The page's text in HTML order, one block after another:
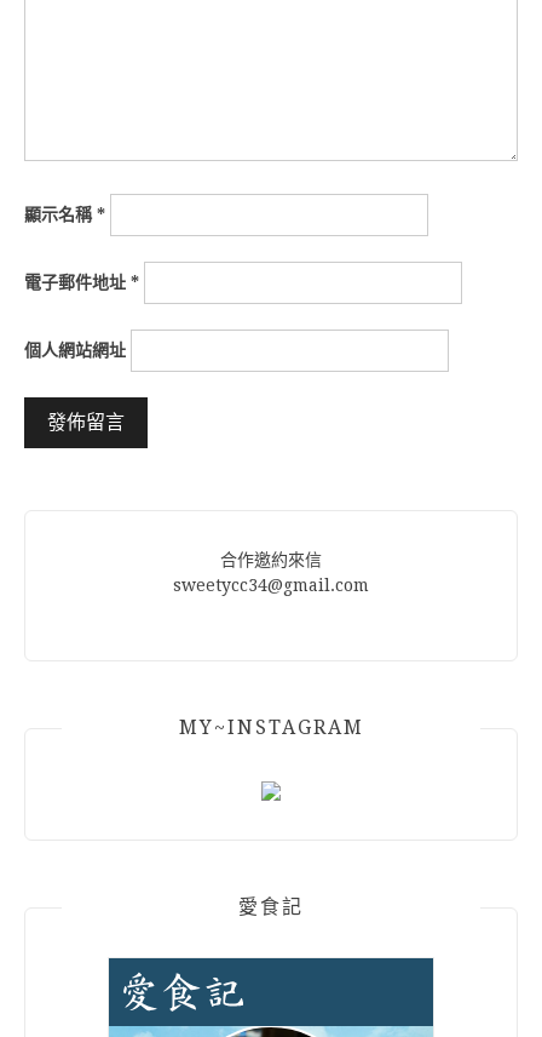
顯示名稱*
電子郵件地址 *
個人網站網址
合作邀約來信
sweetycc34@gmail.com
MY~INSTAGRAM
愛食記